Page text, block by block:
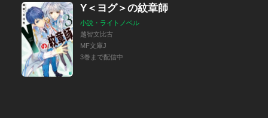
Y＜ヨグ＞の紋章師
小説・ライトノベル
越智文比古
MF文庫J
3巻まで配信中